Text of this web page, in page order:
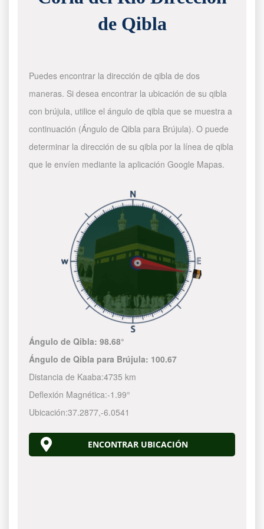
de Qibla
Puedes encontrar la dirección de qibla de dos
maneras. Si desea encontrar la ubicación de su qibla
con brújula, utilice el ángulo de qibla que se muestra a
continuación (Ángulo de Qibla para Brújula). O puede
determinar la dirección de su qibla por la línea de qibla
que le envíen mediante la aplicación Google Mapas.
Ángulo de Qibla:98.68°
Ángulo de Qibla para Brújula: 100.67
Distancia de Kaaba:4735 km
Deflexión Magnética:-1.99°
Ubicación:37.2877,-6.0541
ENCONTRAR UBICACIÓN